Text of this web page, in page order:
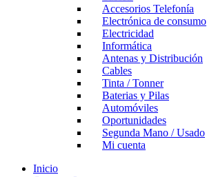
Accesorios Telefonía
Electrónica de consumo
Electricidad
Informática
Antenas y Distribución
Cables
Tinta / Tonner
Baterias y Pilas
Automóviles
Oportunidades
Segunda Mano / Usado
Mi cuenta
Inicio